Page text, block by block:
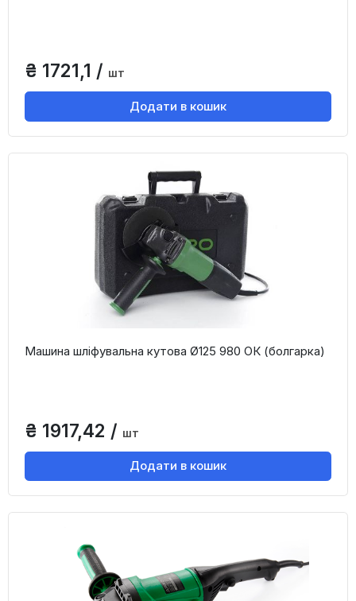
₴ 1721,1 / шт
Додати в кошик
Машина шліфувальна кутова Ø125 980 ОК (болгарка)
₴ 1917,42 / шт
Додати в кошик